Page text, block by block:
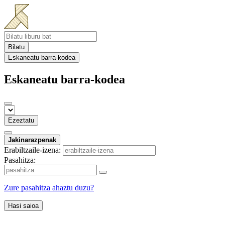
Bilatu
Eskaneatu barra-kodea
Eskaneatu barra-kodea
Ezeztatu
Jakinarazpenak
Erabiltzaile-izena:
Pasahitza:
Zure pasahitza ahaztu duzu?
Hasi saioa